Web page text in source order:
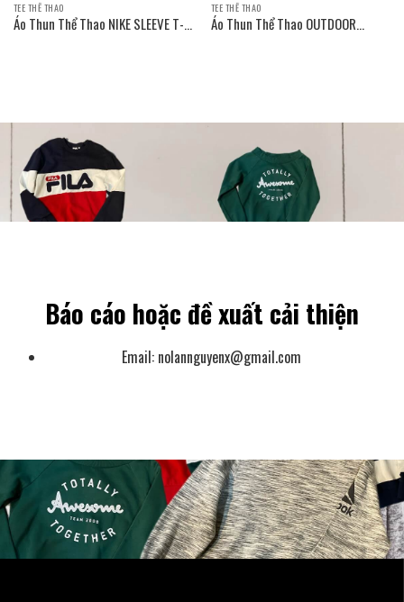
TEE THỂ THAO
Áo Thun Thể Thao NIKE SLEEVE T-
TEE THỂ THAO
Áo Thun Thể Thao OUTDOOR
Báo cáo hoặc đề xuất cải thiện
Email: nolannguyenx@gmail.com